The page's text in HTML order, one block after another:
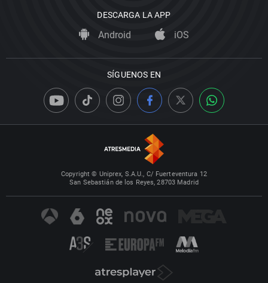
DESCARGA LA APP
Android iOS
SÍGUENOS EN
Copyright © Uniprex, S.A.U., C/ Fuerteventura 12
San Sebastián de los Reyes, 28703 Madrid